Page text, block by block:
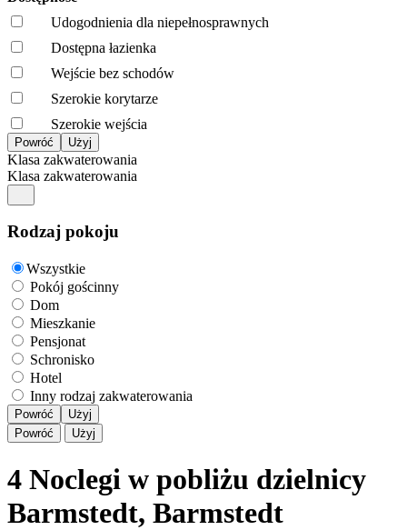
Udogodnienia dla niepełnosprawnych
Dostępna łazienka
Wejście bez schodów
Szerokie korytarze
Szerokie wejścia
Klasa zakwaterowania
Klasa zakwaterowania
Rodzaj pokoju
Wszystkie
Pokój gościnny
Dom
Mieszkanie
Pensjonat
Schronisko
Hotel
Inny rodzaj zakwaterowania
Powróć
Użyj
Powróć
Użyj
4 Noclegi w pobliżu dzielnicy
Barmstedt, Barmstedt